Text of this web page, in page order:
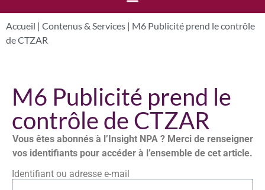
Accueil | Contenus & Services | M6 Publicité prend le contrôle
de CTZAR
M6 Publicité prend le
contrôle de CTZAR
Vous êtes abonnés à l’Insight NPA ? Merci de renseigner
vos identifiants pour accéder à l’ensemble de cet article.
Identifiant ou adresse e-mail